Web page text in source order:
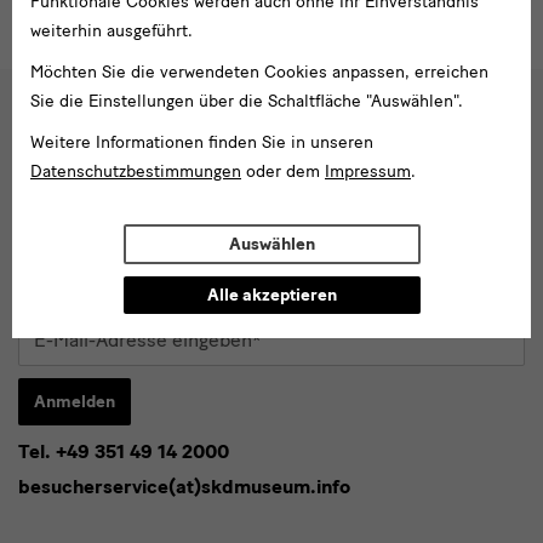
weiterhin ausgeführt.
Möchten Sie die verwendeten Cookies anpassen, erreichen
Sie die Einstellungen über die Schaltfläche "Auswählen".
Weitere Informationen finden Sie in unseren
Datenschutzbestimmungen oder dem Impressum.
Auswählen
Alle akzeptieren
Social
Media
Newsletter
Folgen Sie uns
Blog
E-
Adresse
Anmelden
* Pflichtfeld
Ich stimme derDatenschutzerklärung
Tel. +49 351 49 14 2000
besucherservice(at)skdmuseum.info